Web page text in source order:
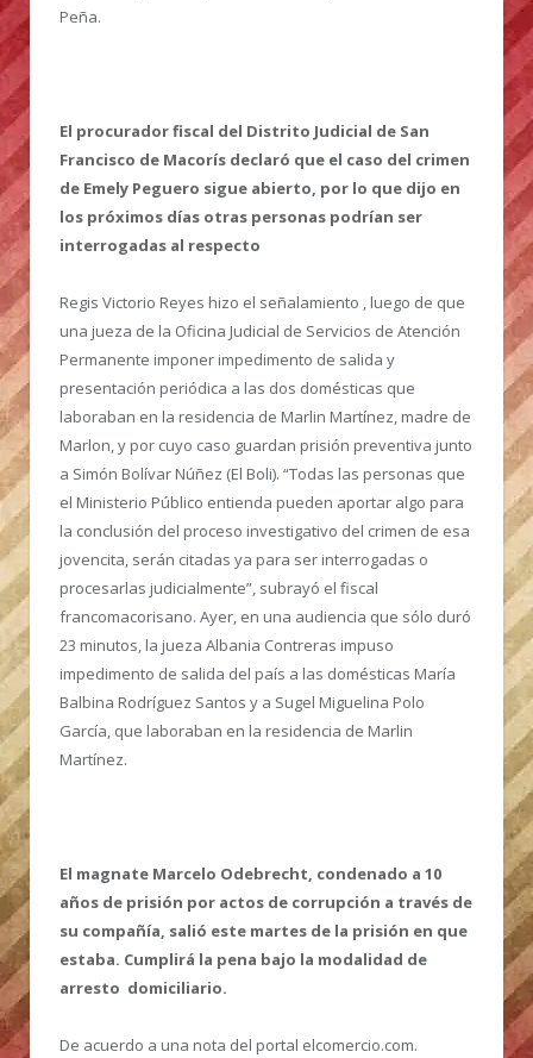
Peña.
El procurador fiscal del Distrito Judicial de San
Francisco de Macorís declaró que el caso del crimen
de Emely Peguero sigue abierto, por lo que dijo en
los próximos días otras personas podrían ser
interrogadas al respecto
Regis Victorio Reyes hizo el señalamiento , luego de que
una jueza de la Oficina Judicial de Servicios de Atención
Permanente imponer impedimento de salida y
presentación periódica a las dos domésticas que
laboraban en la residencia de Marlin Martínez, madre de
Marlon, y por cuyo caso guardan prisión preventiva junto
a Simón Bolívar Núñez (El Boli). “Todas las personas que
el Ministerio Público entienda pueden aportar algo para
la conclusión del proceso investigativo del crimen de esa
jovencita, serán citadas ya para ser interrogadas o
procesarlas judicialmente”, subrayó el fiscal
francomacorisano. Ayer, en una audiencia que sólo duró
23 minutos, la jueza Albania Contreras impuso
impedimento de salida del país a las domésticas María
Balbina Rodríguez Santos y a Sugel Miguelina Polo
García, que laboraban en la residencia de Marlin
Martínez.
El magnate Marcelo Odebrecht, condenado a 10
años de prisión por actos de corrupción a través de
su compañía, salió este martes de la prisión en que
estaba. Cumplirá la pena bajo la modalidad de
arresto domiciliario.
De acuerdo a una nota del portal elcomercio.com.